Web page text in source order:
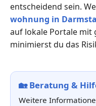
entscheidend sein.
wohnung in
auf lokale Portale mit
minimierst du das
🏡Beratung &
Weitere